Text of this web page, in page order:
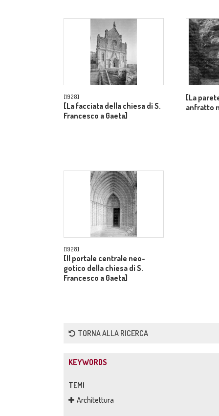
[1928]
[La facciata della chiesa di S.
Francesco a Gaeta]
[La
anfratto
[1928]
[Il portale centrale neo-
gotico della chiesa di S.
Francesco a Gaeta]
TORNA ALLA RICERCA
KEYWORDS
TEMI
Architettura